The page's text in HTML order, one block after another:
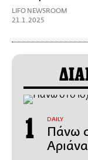
LIFO NEWSROOM
21.1.2025
DAILY
Πάνω